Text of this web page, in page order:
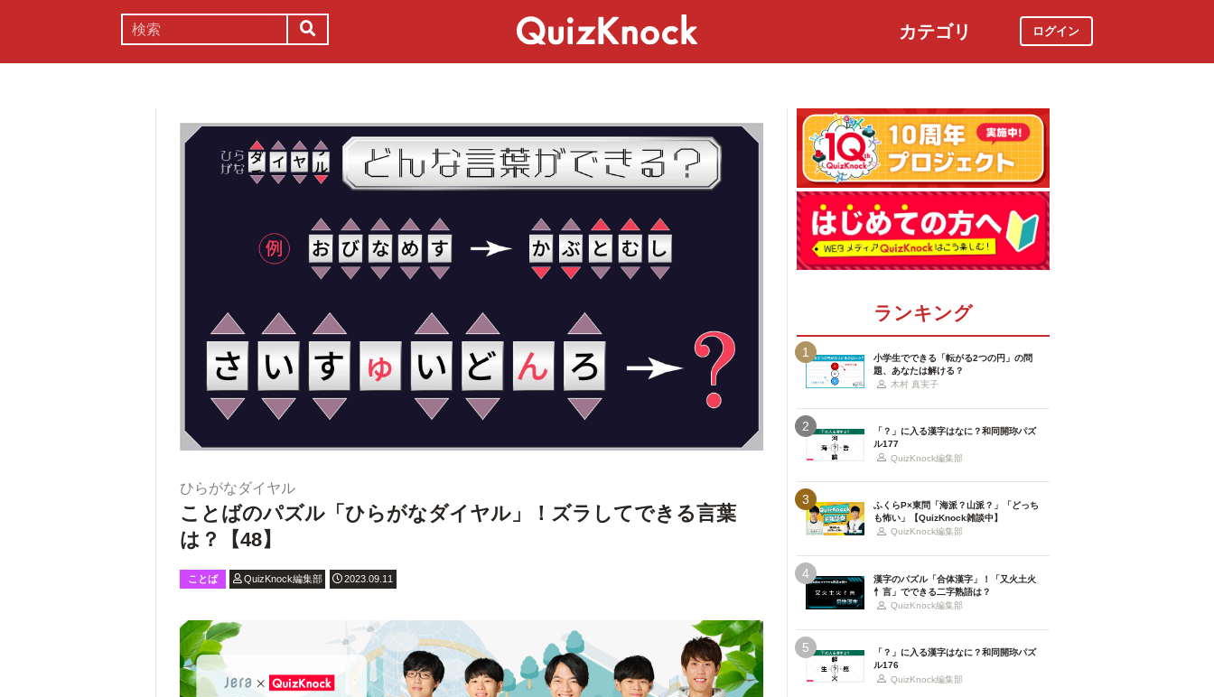
カテゴリ ログイン
ひらがなダイヤル
ことばのパズル「ひらがなダイヤル」！ズラしてできる言葉
は？【48】
ことば QuizKnock編集部 2023.09.11
ランキング
1
小学生でできる「転がる2つの円」の問
題、あなたは解ける？
木村 真実子
2
「？」に入る漢字はなに？和同開珎パズ
ル177
QuizKnock編集部
3
ふくらP×東問「海派？山派？」「どっち
も怖い」【QuizKnock雑談中】
QuizKnock編集部
4
漢字のパズル「合体漢字」！「又火土火
忄言」でできる二字熟語は？
QuizKnock編集部
5
「？」に入る漢字はなに？和同開珎パズ
ル176
QuizKnock編集部